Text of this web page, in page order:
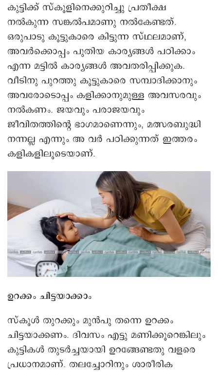
കുട്ടിക്ക് സ്കൂളിനെക്കുറിച്ചു പ്രതീക്ഷ
നൽകുന്ന സങ്കൽപമാണു നൽകേണ്ടത്.
ഒരുപാടു കൂട്ടുകാരെ കിട്ടുന്ന സ്ഥലമാണ്,
അവർക്കൊപ്പം പുതിയ കാര്യങ്ങൾ പഠിക്കാം
എന്ന മട്ടിൽ കാര്യങ്ങൾ അവതരിപ്പിക്കുക.
വീടിനു പുറത്തു കൂട്ടുകാരെ സമ്പാദിക്കാനും
അവരോടൊപ്പം കളിക്കാനുമുള്ള അവസരവും
നൽകണം. ജയവും പരാജയവും
ജീവിതത്തിന്റെ ഭാഗമാണെന്നും, മത്സരബുദ്ധി
നന്നല്ല എന്നും അ വർ പഠിക്കുന്നത് ഇത്തരം
കളികളിലൂടെയാണ്.
ഉറക്കം ചിട്ടയാക്കാം
സ്കൂൾ തുറക്കും മുൻപു തന്നെ ഉറക്കം
ചിട്ടയാക്കണം. ദിവസം എട്ടു മണിക്കൂറെങ്കിലും
കുട്ടികൾ തുടർച്ചയായി ഉറങ്ങേണ്ടതു വളരെ
പ്രധാനമാണ്. തലച്ചോറിനും ശാരീരിക